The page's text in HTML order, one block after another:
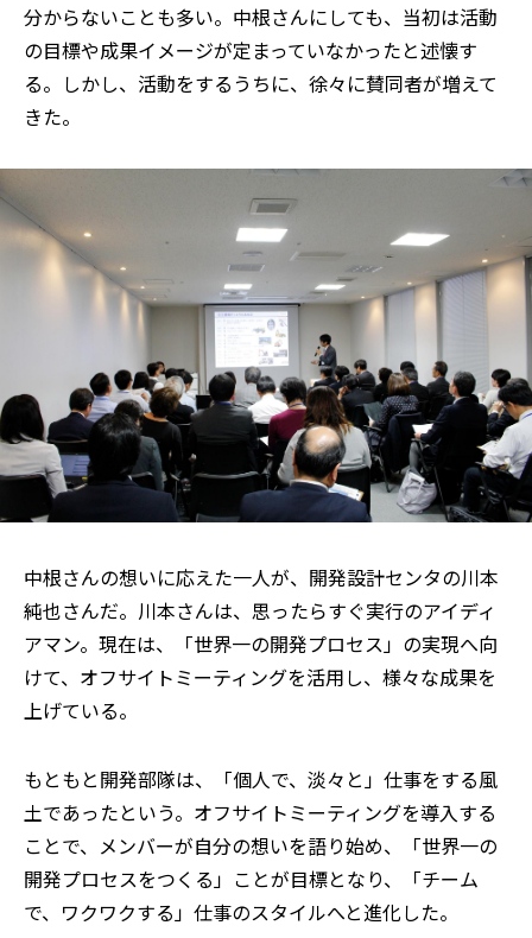
分からないことも多い。中根さんにしても、当初は活動
の目標や成果イメージが定まっていなかったと述懐す
る。しかし、活動をするうちに、徐々に賛同者が増えて
きた。
中根さんの想いに応えた一人が、開発設計センタの川本
純也さんだ。川本さんは、思ったらすぐ実行のアイディ
アマン。現在は、「世界一の開発プロセス」の実現へ向
けて、オフサイトミーティングを活用し、様々な成果を
上げている。
もともと開発部隊は、「個人で、淡々と」仕事をする風
土であったという。オフサイトミーティングを導入する
ことで、メンバーが自分の想いを語り始め、「世界一の
開発プロセスをつくる」ことが目標となり、「チーム
で、ワクワクする」仕事のスタイルへと進化した。